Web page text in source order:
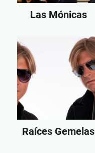
Las Mónicas
Raíces Gemelas